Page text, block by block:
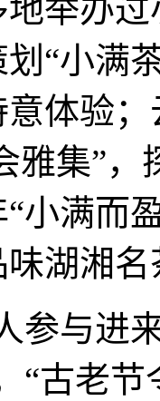
办过
“小满
体验
雅集”
小满而
湖湘名
与进来
“古老